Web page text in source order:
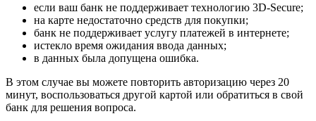
если ваш банк не поддерживает технологию 3D-Secure;
на карте недостаточно средств для покупки;
банк не поддерживает услугу платежей в интернете;
истекло время ожидания ввода данных;
в данных была допущена ошибка.
В этом случае вы можете повторить авторизацию через 20
минут, воспользоваться другой картой или обратиться в свой
банк для решения вопроса.